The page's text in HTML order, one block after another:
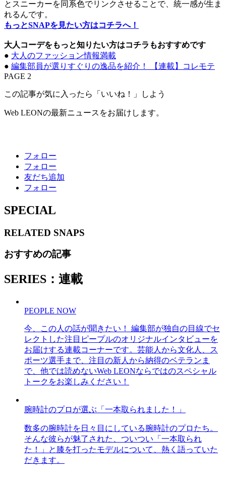
とスニーカーを同系色でリンクさせることで、統一感が生ま
れるんです。
もっとSNAPを見たい方はコチラへ！
大人コーデをもっと知りたい方はコチラもおすすめです
● 大人のファッション情報満載
● 編集部員が選りすぐりの逸品を紹介！ 【連載】コレモテ
PAGE 2
この記事が気に入ったら「いいね！」しよう
Web LEONの最新ニュースをお届けします。
フォロー
フォロー
友だち追加
フォロー
SPECIAL
RELATED SNAPS
おすすめの記事
SERIES：連載
PEOPLE NOW
今、この人の話が聞きたい！ 編集部が独自の目線でセ
レクトした注目ピープルのオリジナルインタビューを
お届けする連載コーナーです。芸能人から文化人、ス
ポーツ選手まで、注目の新人から納得のベテランま
で、他では読めないWeb LEONならではのスペシャル
トークをお楽しみください！
腕時計のプロが選ぶ「一本取られました！」
数多の腕時計を日々目にしている腕時計のプロたち。
そんな彼らが魅了された、ついつい「一本取られ
た！」と膝を打ったモデルについて、熱く語っていた
だきます。